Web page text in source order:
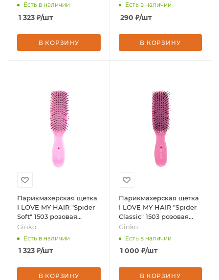
Ginko
Есть в наличии
1 323 ₽/шт
В КОРЗИНУ
DEWAL
Есть в наличии
290 ₽/шт
В КОРЗИНУ
Парикмахерская щетка
I LOVE MY HAIR "Spider
Soft" 1503 розовая
матовая S, бренд -
Ginko
Ginko
Есть в наличии
1 323 ₽/шт
В КОРЗИНУ
Парикмахерская щетка
I LOVE MY HAIR "Spider
Classic" 1503 розовая
глянцевая S, бренд -
Ginko
Ginko
Есть в наличии
1 000 ₽/шт
В КОРЗИНУ